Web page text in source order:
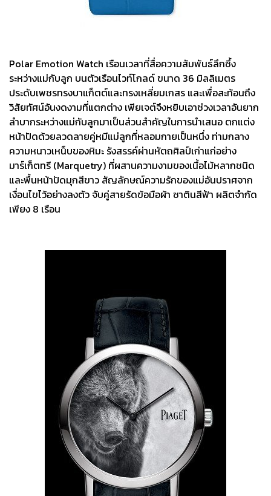
Polar Emotion Watch เรือนเวลาที่สื่อความสัมพันธ์ลึกซึ้ง
ระหว่างแม่กับลูก บนตัวเรือนไวท์โกลด์ ขนาด 36 มิลลิเมตร
ประดับเพชรทรงบาแก็ตต์และทรงเหลี่ยมเกสร และเพื่อสะท้อนถึง
วิสัยทัศน์อันงดงามที่แตกต่าง เพียเจต์จึงหยิบเอาช่วงเวลาอันยาก
ลำบากระหว่างแม่กับลูกมาเป็นส่วนสำคัญในการนำเสนอ ตกแต่ง
หน้าปัดด้วยลวดลายคู่หมีแม่ลูกที่หลอมกายเป็นหนึ่ง ท่ามกลาง
ความหนาวเหน็บของหิมะ รังสรรค์ผ่านหัตถศิลป์เก่าแก่อย่าง
มาร์เก็ตทรี (Marquetry) ที่ผสานความงามของเนื้อไม้หลากชนิด
และพื้นหน้าปัดมุกสีขาว สัญลักษณ์ความรักของแม่อันปราศจาก
เงื่อนไขไว้อย่างลงตัว จับคู่สายรัดข้อมือผ้า ซาตินสีฟ้า ผลิตจำกัด
เพียง 8 เรือน